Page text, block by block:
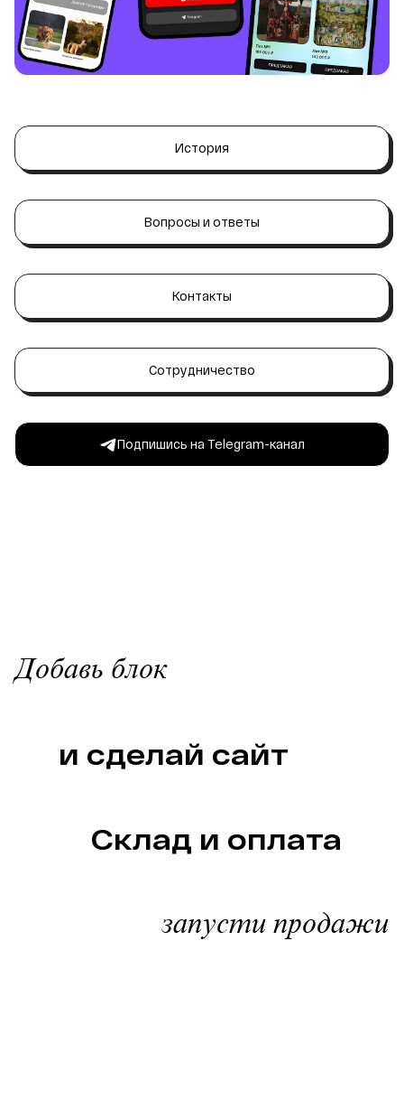
История
Вопросы и ответы
Контакты
Сотрудничество
Подпишись на Telegram-канал
Добавь блок
и сделай сайт
Склад и оплата
запусти продажи